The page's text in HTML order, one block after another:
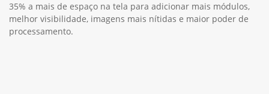
35% a mais de espaço na tela para adicionar mais módulos,
melhor visibilidade, imagens mais nítidas e maior poder de
processamento.